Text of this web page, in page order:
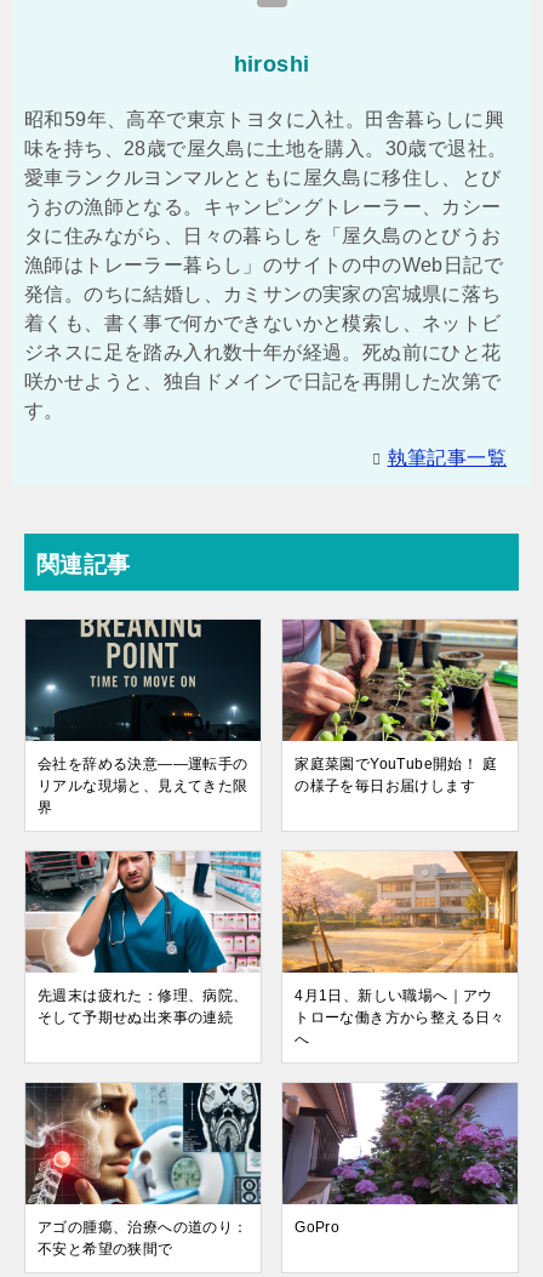
hiroshi
昭和59年、高卒で東京トヨタに入社。田舎暮らしに興
味を持ち、28歳で屋久島に土地を購入。30歳で退社。
愛車ランクルヨンマルとともに屋久島に移住し、とび
うおの漁師となる。キャンピングトレーラー、カシー
タに住みながら、日々の暮らしを「屋久島のとびうお
漁師はトレーラー暮らし」のサイトの中のWeb日記で
発信。のちに結婚し、カミサンの実家の宮城県に落ち
着くも、書く事で何かできないかと模索し、ネットビ
ジネスに足を踏み入れ数十年が経過。死ぬ前にひと花
咲かせようと、独自ドメインで日記を再開した次第で
す。
執筆記事一覧
関連記事
会社を辞める決意――運転手の
リアルな現場と、見えてきた限
界
家庭菜園でYouTube開始！ 庭
の様子を毎日お届けします
先週末は疲れた：修理、病院、
そして予期せぬ出来事の連続
4月1日、新しい職場へ｜アウ
トローな働き方から整える日々
へ
アゴの腫瘍、治療への道のり：
不安と希望の狭間で
GoPro